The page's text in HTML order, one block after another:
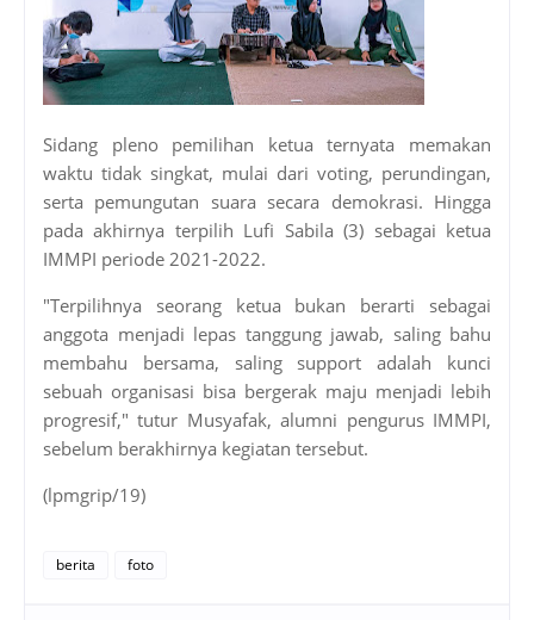
Sidang pleno pemilihan ketua ternyata memakan
waktu tidak singkat, mulai dari voting, perundingan,
serta pemungutan suara secara demokrasi. Hingga
pada akhirnya terpilih Lufi Sabila (3) sebagai ketua
IMMPI periode 2021-2022.
"Terpilihnya seorang ketua bukan berarti sebagai
anggota menjadi lepas tanggung jawab, saling bahu
membahu bersama, saling support adalah kunci
sebuah organisasi bisa bergerak maju menjadi lebih
progresif," tutur Musyafak, alumni pengurus IMMPI,
sebelum berakhirnya kegiatan tersebut.
(lpmgrip/19)
berita foto